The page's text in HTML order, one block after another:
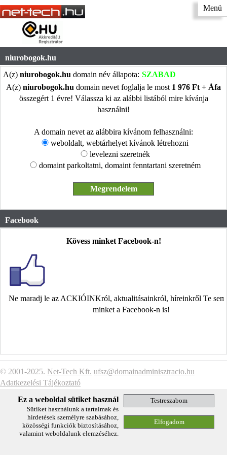
Menü
niurobogok.hu
A(z) niurobogok.hu domain név állapota: SZABAD
A(z) niurobogok.hu domain nevet foglalja le most 1 976 Ft + Áfa
összegért 1 évre! Válassza ki az alábbi listából mire kívánja
használni!
A domain nevet az alábbira kívánom felhasználni:
weboldalt, webtárhelyet kívánok létrehozni
levelezni szeretnék
domaint parkoltatni, domaint fenntartani szeretném
Facebook
Kövess minket Facebook-n!
Ne maradj le az ACKIÓINKról, aktualitásainkról, híreinkről Te
minket a Facebook-n is!
© 2001-2025. Net-Tech Kft. ufsz@domainadminisztracio.hu
Adatkezelési Tájékoztató
Ez a weboldal sütiket használ
Sütiket használunk a tartalmak és
hirdetések személyre szabásához,
közösségi funkciók biztosításához,
valamint weboldalunk elemzéséhez.